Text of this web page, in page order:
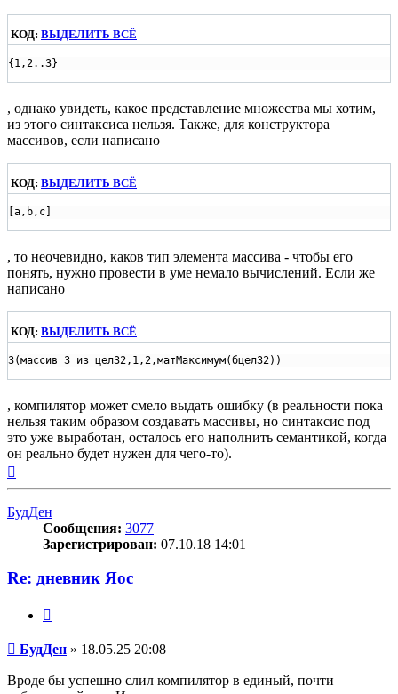
КОД: ВЫДЕЛИТЬ ВСЁ
{1,2..3}
, однако увидеть, какое представление множества мы хотим,
из этого синтаксиса нельзя. Также, для конструктора
массивов, если написано
КОД: ВЫДЕЛИТЬ ВСЁ
[a,b,c]
, то неочевидно, каков тип элемента массива - чтобы его
понять, нужно провести в уме немало вычислений. Если же
написано
КОД: ВЫДЕЛИТЬ ВСЁ
З(массив 3 из цел32,1,2,матМаксимум(бцел32))
, компилятор может смело выдать ошибку (в реальности пока
нельзя таким образом создавать массивы, но синтаксис под
это уже выработан, осталось его наполнить семантикой, когда
он реально будет нужен для чего-то).
БудДен
Сообщения: 3077
Зарегистрирован: 07.10.18 14:01
Re: дневник Яос
Сообщение
БудДен » 18.05.25 20:08
Вроде бы успешно слил компилятор в единый, почти